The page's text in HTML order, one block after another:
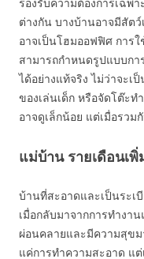
ต่างกัน บางบ้านอาจมีสัตว์
อาจเป็นโฮมออฟฟิศ การใ
สามารถกำหนดรูปแบบก
ได้อย่างแท้จริง ไม่ว่าจะ
ของเล่นเด็ก หรือจัดโต๊ะท
อาจดูเล็กน้อย แต่เมื่อรวม
แม่บ้าน รายเดือนเ
บ้านที่สะอาดและเป็นระ
เมื่อกลับมาจากการทำงา
ผ่อนคลายและมีความสุข
แค่การทำความสะอาด แ